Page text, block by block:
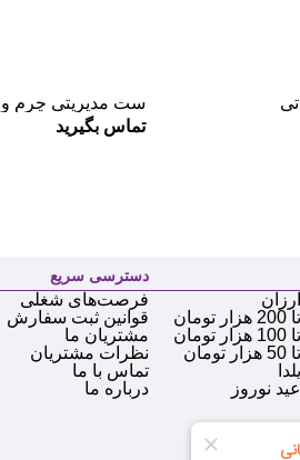
ست مدیریتی چرم و
تماس بگیرید
نوروز
دسترسی سریع
فرصت‌های شغلی
قوانین ثبت سفارش
مشتریان ما
نظرات مشتریان
تماس با ما
درباره ما